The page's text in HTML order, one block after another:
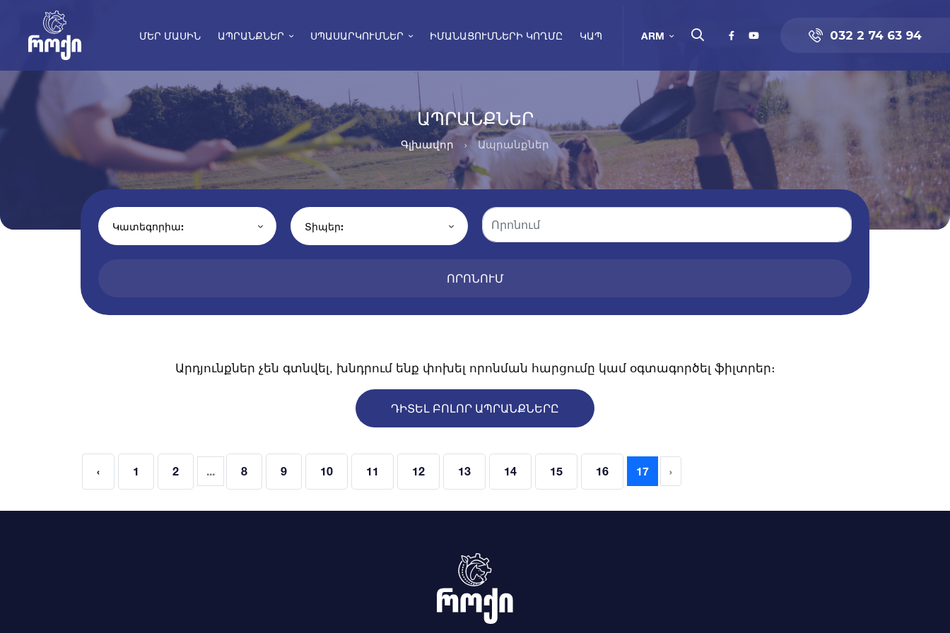
ՄԵՐ ՄԱՍԻՆ ԱՊՐԱՆՔՆԵՐ ՍՊԱՍԱՐԿՈՒՄՆԵՐ ԻՄԱՆԱՑՈՒՄՆԵՐԻ ԿՈՂՄԸ ԿԱՊ ARM 032 2 74 63 94
ԱՊՐԱՆՔՆԵՐ
Գլխավոր Ապրանքներ
ՈՐՈՆՈՒՄ
Արդյունքներ չեն գտնվել, խնդրում ենք փոխել որոնման հարցումը կամ օգտագործել ֆիլտրեր։
ԴԻՏԵԼ ԲՈԼՈՐ ԱՊՐԱՆՔՆԵՐԸ
‹ 1 2 ... 8 9 10 11 12 13 14 15 16 17 ›